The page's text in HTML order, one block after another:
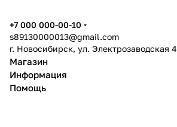
+7 000 000-00-10
s89130000013@gmail.com
г. Новосибирск, ул. Электрозаводская 4
Магазин
Информация
Помощь